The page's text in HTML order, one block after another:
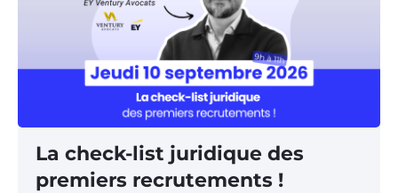
La check-list juridique des
premiers recrutements !